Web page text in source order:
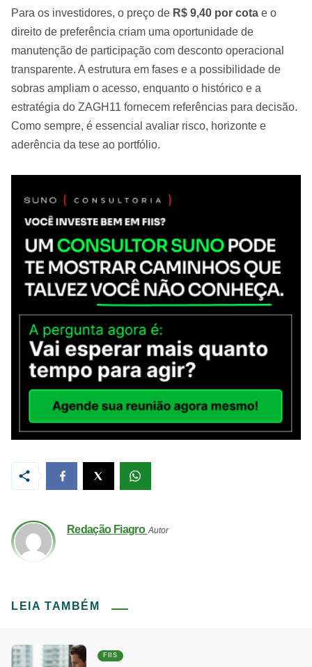
Para os investidores, o preço de R$ 9,40 por cota e o
direito de preferência criam uma oportunidade de
manutenção de participação com desconto operacional
transparente. A estrutura em fases e a possibilidade de
sobras ampliam o acesso, enquanto o histórico e a
estratégia do ZAGH11 fornecem referências para decisão.
Como sempre, é essencial avaliar risco, horizonte e
aderência da tese ao portfólio.
Redação Fiagro Autor
LEIA TAMBÉM
FIIS